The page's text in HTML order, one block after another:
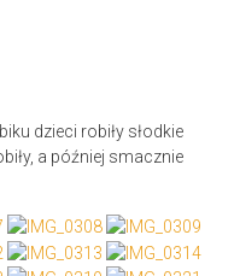
dzieci robiły słodkie
a później smacznie